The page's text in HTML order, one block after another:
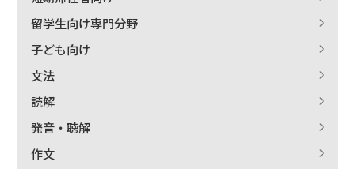
留学生向け専門分野
子ども向け
文法
読解
発音・聴解
作文